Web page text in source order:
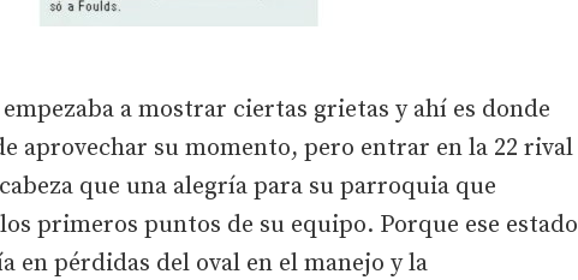
a mostrar ciertas grietas y ahí es donde
aprovechar su momento, pero entrar en la 22 rival
que una alegría para su parroquia que
primeros puntos de su equipo. Porque ese estado
en pérdidas del oval en el manejo y la